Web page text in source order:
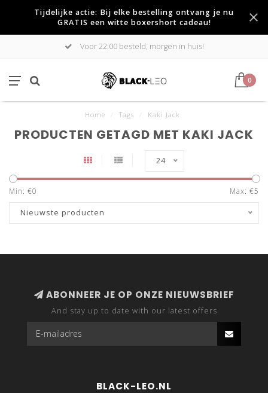
Tijdelijke actie: Bij elke bestelling ontvang je nu
GRATIS een witte boxershort cadeau!
Voor 22:00 besteld, morgen in huis!
0
Home Tags Kaki Jack
PRODUCTEN GETAGD MET KAKI JACK
24
Min: €0 Max: €5
Nieuwste producten
ABONNEER JE OP ONZE NIEUWSBRIEF
And stay up to date with our latest offers
BLACK-LEO.NL